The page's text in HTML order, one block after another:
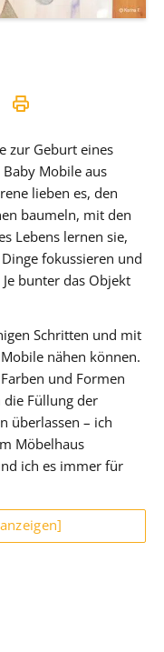
zur Geburt eines
Mobile aus
lieben es, den
baumeln, mit den
Lebens lernen sie,
fokussieren und
bunter das Objekt
Schritten und mit
nähen können.
und Formen
die Füllung der
überlassen – ich
Möbelhaus
ich es immer für